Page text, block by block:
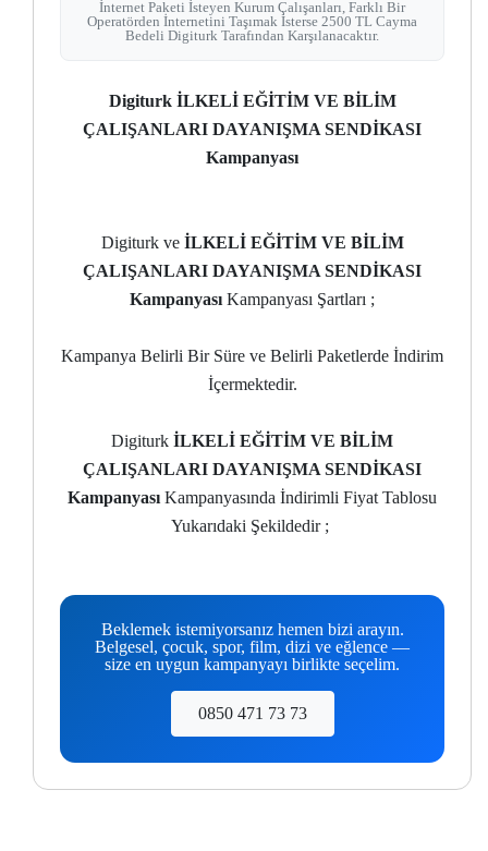
İnternet Paketi İsteyen Kurum Çalışanları, Farklı Bir
Operatörden İnternetini Taşımak İsterse 2500 TL Cayma
Bedeli Digiturk Tarafından Karşılanacaktır.
Digiturk İLKELİ EĞİTİM VE BİLİM
ÇALIŞANLARI DAYANIŞMA SENDİKASI
Kampanyası
Digiturk ve İLKELİ EĞİTİM VE BİLİM
ÇALIŞANLARI DAYANIŞMA SENDİKASI
Kampanyası Kampanyası Şartları ;
Kampanya Belirli Bir Süre ve Belirli Paketlerde İndirim
İçermektedir.
Digiturk İLKELİ EĞİTİM VE BİLİM
ÇALIŞANLARI DAYANIŞMA SENDİKASI
Kampanyası Kampanyasında İndirimli Fiyat Tablosu
Yukarıdaki Şekildedir ;
Beklemek istemiyorsanız hemen bizi arayın.
Belgesel, çocuk, spor, film, dizi ve eğlence —
size en uygun kampanyayı birlikte seçelim.
0850 471 73 73